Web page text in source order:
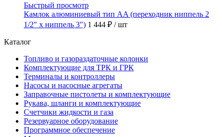
Быстрый просмотр
Камлок алюминиевый тип AA (переходник ниппель 2
1/2" х ниппель 3") 1 444 ₽ / шт
Каталог
Топливо и газораздаточные колонки
Комплектующие для ТРК и ГРК
Терминалы и контроллеры
Насосы и насосные агрегаты
Заправочные пистолеты и комплектующие
Рукава, шланги и комплектующие
Счетчики жидкости и газа
Резервуарное оборудование
Программное обеспечение